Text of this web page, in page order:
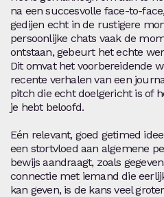
na een succesvolle face-to-
gedijen echt in de rustigere
persoonlijke chats vaak de
ontstaan, gebeurt het echte
Dit omvat het voorbereidende
recente verhalen van een
pitch die echt doelgericht is of
je hebt beloofd.
Eén relevant, goed getimed
een stortvloed aan algemene
bewijs aandraagt, zoals
connectie met iemand die
kan geven, is de kans veel